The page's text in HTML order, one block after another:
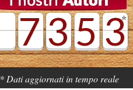
7353
* Dati aggiornati in tempo reale